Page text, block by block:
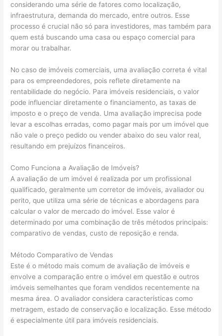
considerando uma série de fatores como localização,
infraestrutura, demanda do mercado, entre outros. Esse
processo é crucial não só para investidores, mas também para
quem está buscando uma casa ou espaço comercial para
morar ou trabalhar.
No caso de imóveis comerciais, uma avaliação correta é vital
para os empreendedores, pois reflete diretamente na
rentabilidade do negócio. Para imóveis residenciais, o valor
pode influenciar diretamente o financiamento, as taxas de
imposto e o preço de venda. Uma avaliação imprecisa pode
levar a escolhas erradas, como pagar mais por um imóvel que
não vale o preço pedido ou vender abaixo do seu valor real,
resultando em prejuízos financeiros.
Como Funciona a Avaliação de Imóveis?
A avaliação de um imóvel é realizada por um profissional
qualificado, geralmente um corretor de imóveis, avaliador ou
perito, que utiliza uma série de técnicas e abordagens para
calcular o valor de mercado do imóvel. Esse valor é
determinado por uma combinação de três métodos principais:
comparativo de vendas, custo de reposição e renda.
Método Comparativo de Vendas
Este é o método mais comum de avaliação de imóveis e
envolve a comparação entre o imóvel em questão e outros
imóveis semelhantes que foram vendidos recentemente na
mesma área. O avaliador considera características como
metragem, estado de conservação e localização. Esse método
é especialmente útil para imóveis residenciais.